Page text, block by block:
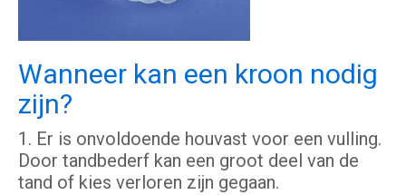
Wanneer kan een kroon nodig
zijn?
1. Er is onvoldoende houvast voor een vulling.
Door tandbederf kan een groot deel van de
tand of kies verloren zijn gegaan.